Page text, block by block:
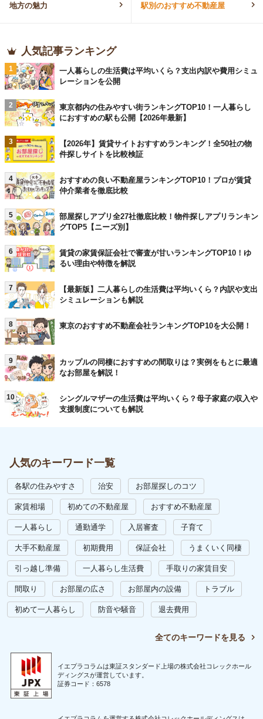
地方の魅力 駅別のおすすめ不動産屋
人気記事ランキング
1
一人暮らしの生活費は平均いくら？支出内訳や費用シミュ
レーションを公開
2
東京都内の住みやすい街ランキングTOP10！一人暮らし
におすすめの駅も公開【2026年最新】
3
【2026年】賃貸サイトおすすめランキング！全50社の物
件探しサイトを比較検証
4
おすすめの良い不動産屋ランキングTOP10！プロが賃貸
仲介業者を徹底比較
5
部屋探しアプリ全27社徹底比較！物件探しアプリランキン
グTOP5【ニーズ別】
6
賃貸の家賃保証会社で審査が甘いランキングTOP10！ゆ
るい理由や特徴を解説
7
【最新版】二人暮らしの生活費は平均いくら？内訳や支出
シミュレーションも解説
8 東京のおすすめ不動産会社ランキングTOP10を大公開！
9
カップルの同棲におすすめの間取りは？実例をもとに最適
なお部屋を解説！
10
シングルマザーの生活費は平均いくら？母子家庭の収入や
支援制度についても解説
人気のキーワード一覧
各駅の住みやすさ 治安 お部屋探しのコツ
家賃相場 初めての不動産屋 おすすめ不動産屋
一人暮らし 通勤通学 入居審査 子育て
大手不動産屋 初期費用 保証会社 うまくいく同棲
引っ越し準備 一人暮らし生活費 手取りの家賃目安
間取り お部屋の広さ お部屋内の設備 トラブル
初めて一人暮らし 防音や騒音 退去費用
全てのキーワードを見る
イエプラコラムは東証スタンダード上場の株式会社コレックホール
ディングスが運営しています。
証券コード：6578